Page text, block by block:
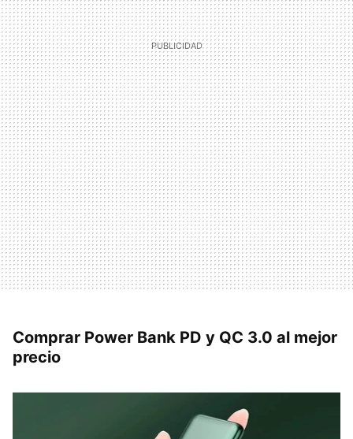
Comprar Power Bank PD y QC 3.0 al mejor
precio